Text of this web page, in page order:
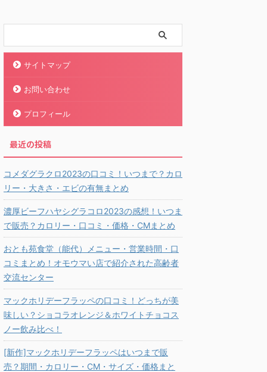
サイトマップ
お問い合わせ
プロフィール
最近の投稿
コメダグラクロ2023の口コミ！いつまで？カロ
リー・大きさ・エビの有無まとめ
濃厚ビーフハヤシグラコロ2023の感想！いつま
で販売？カロリー・口コミ・価格・CMまとめ
おとも苑食堂（能代）メニュー・営業時間・口
コミまとめ！オモウマい店で紹介された高齢者
交流センター
マックホリデーフラッペの口コミ！どっちが美
味しい？ショコラオレンジ＆ホワイトチョコス
ノー飲み比べ！
[新作]マックホリデーフラッペはいつまで販
売？期間・カロリー・CM・サイズ・価格まと